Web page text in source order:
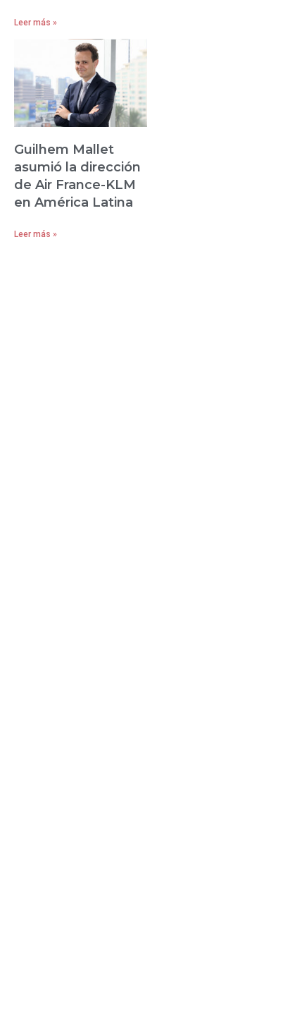
Leer más »
Guilhem Mallet
asumió la dirección
de Air France-KLM
en América Latina
Leer más »